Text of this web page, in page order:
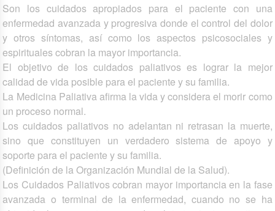
Son los cuidados apropiados para el paciente con una
enfermedad avanzada y progresiva donde el control del dolor
y otros síntomas, así como los aspectos psicosociales y
espirituales cobran la mayor importancia.
El objetivo de los cuidados paliativos es lograr la mejor
calidad de vida posible para el paciente y su familia.
La Medicina Paliativa afirma la vida y considera el morir como
un proceso normal.
Los cuidados paliativos no adelantan ni retrasan la muerte,
sino que constituyen un verdadero sistema de apoyo y
soporte para el paciente y su familia.
(Definición de la Organización Mundial de la Salud).
Los Cuidados Paliativos cobran mayor importancia en la fase
avanzada o terminal de la enfermedad, cuando no se ha